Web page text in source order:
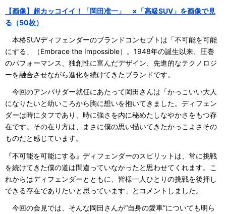
【画像】超カッコイイ！「岡田准一」 ×「高級SUV」を画像で見
る（50枚）
本格SUVディフェンダーのブランドコンセプトは「不可能を可能
にする」（Embrace the Impossible）。1948年の誕生以来、圧巻
のパフォーマンス、独創性に富んだデザイン、先進的なテクノロジ
ーを融合させながら進化を続けてきたブランドです。
今回のアンバサダー就任にあたって岡田さんは「かっこいい大人
になりたいと幼いころから胸に想いを抱いてきました。ディフェン
ダーは時にタフであり、時に強さを内に秘めたしなやかさをもつ存
在です。その在り方は、まさに僕の思い描いてきたかっこよさその
ものだと感じています。
『不可能を可能にする』ディフェンダーのスピリットは、常に挑戦
を続けてきた僕の道は間違っていなかったと思わせてくれます。こ
れからはディフェンダーとともに、皆様一人ひとりの挑戦を後押し
できる存在でありたいと思っています」とコメントしました。
今回の会見では、そんな岡田さんが“自身の愛車”についても明ら